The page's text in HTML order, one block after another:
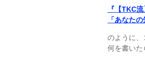
『【TKC
「あなた
のように
何を書い